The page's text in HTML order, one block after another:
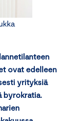
ovat edelleen
yrityksiä
byrokratia.